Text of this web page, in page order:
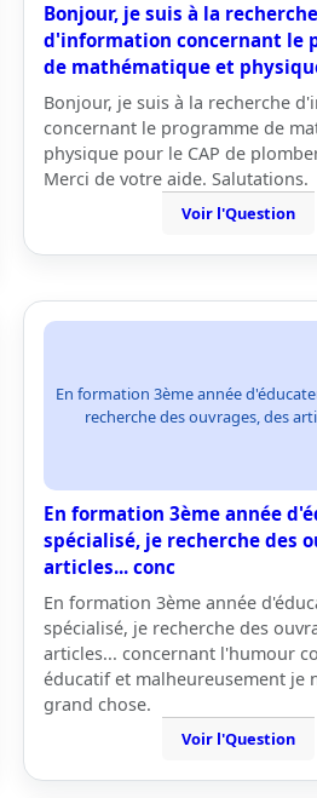
Bonjour, je suis à la recherche
d'information concernant le
de mathématique et
Bonjour, je suis à la recherche
concernant le programme de
physique pour le CAP de
Merci de votre aide. Salutations.
Voir l'Question
En formation 3ème année
recherche des ouvrages, des
En formation 3ème année
spécialisé, je recherche des
articles... conc
En formation 3ème année
spécialisé, je recherche des
articles... concernant l'humour
éducatif et malheureusement je
grand chose.
Voir l'Question